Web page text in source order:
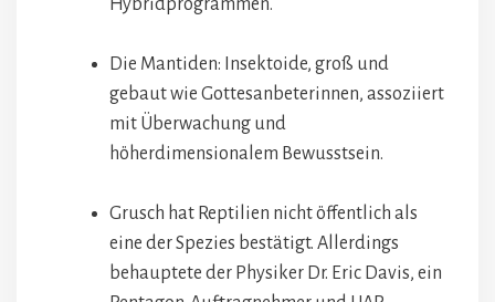
Hybridprogrammen.
Die Mantiden: Insektoide, groß und
gebaut wie Gottesanbeterinnen, assoziiert
mit Überwachung und
höherdimensionalem Bewusstsein.
Grusch hat Reptilien nicht öffentlich als
eine der Spezies bestätigt. Allerdings
behauptete der Physiker Dr. Eric Davis, ein